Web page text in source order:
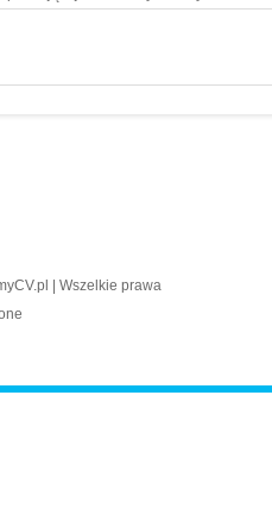
| Wszelkie prawa